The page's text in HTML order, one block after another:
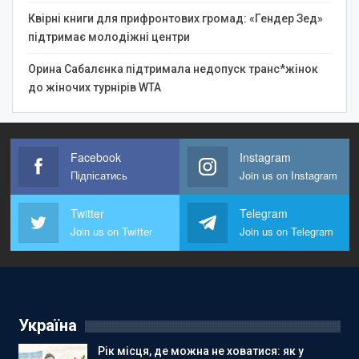
Квірні книги для прифронтових громад: «Гендер Зед»
підтримає молодіжні центри
Орина Сабалєнка підтримала недопуск транс*жінок
до жіночих турнірів WTA
Facebook
Підпісатись
Instagram
Join us on Instagram
Twitter
Join us on Twitter
Telegram
Join us on Telegram
Україна
Рік місця, де можна не ховатися: як у